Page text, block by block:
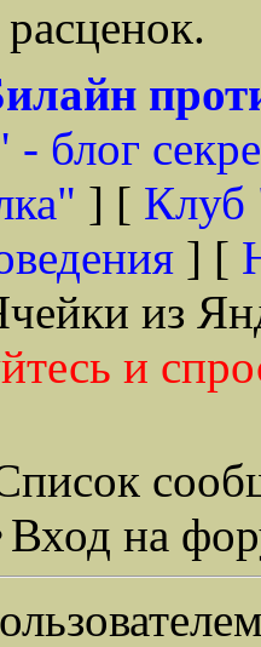
- блог
] [ Клуб
] [
из
и
Вход на